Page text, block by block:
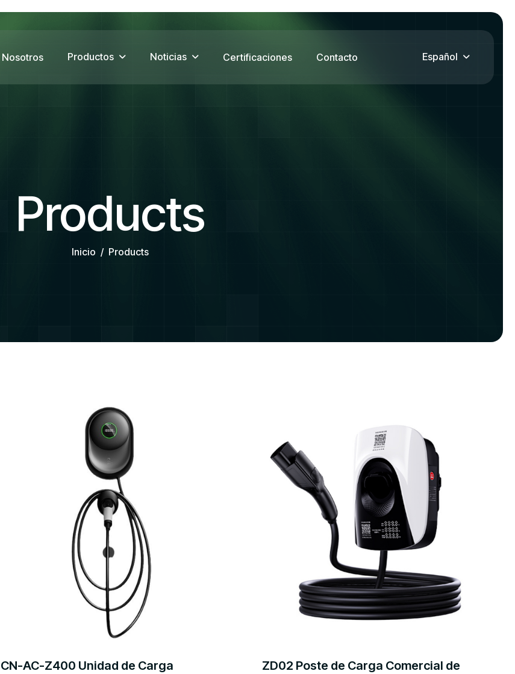
Productos Noticias Certificaciones Contacto Español
Products
Inicio Products
CN-AC-Z400 Unidad de Carga
ZD02 Poste de Carga Comercial de